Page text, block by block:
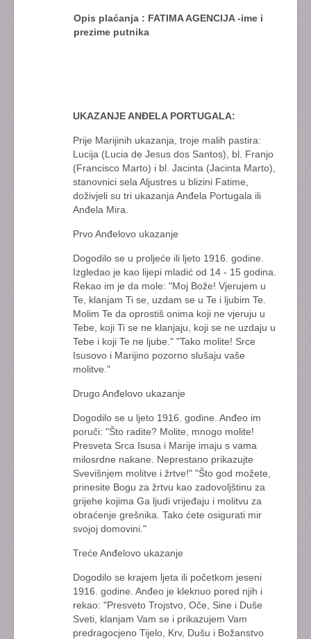
Opis plaćanja : FATIMA AGENCIJA -ime i
prezime putnika
UKAZANJE ANĐELA PORTUGALA:
Prije Marijinih ukazanja, troje malih pastira:
Lucija (Lucia de Jesus dos Santos), bl. Franjo
(Francisco Marto) i bl. Jacinta (Jacinta Marto),
stanovnici sela Aljustres u blizini Fatime,
doživjeli su tri ukazanja Anđela Portugala ili
Anđela Mira.
Prvo Anđelovo ukazanje
Dogodilo se u proljeće ili ljeto 1916. godine.
Izgledao je kao lijepi mladić od 14 - 15 godina.
Rekao im je da mole: "Moj Bože! Vjerujem u
Te, klanjam Ti se, uzdam se u Te i ljubim Te.
Molim Te da oprostiš onima koji ne vjeruju u
Tebe, koji Ti se ne klanjaju, koji se ne uzdaju u
Tebe i koji Te ne ljube." "Tako molite! Srce
Isusovo i Marijino pozorno slušaju vaše
molitve."
Drugo Anđelovo ukazanje
Dogodilo se u ljeto 1916. godine. Anđeo im
poruči: "Što radite? Molite, mnogo molite!
Presveta Srca Isusa i Marije imaju s vama
milosrdne nakane. Neprestano prikazujte
Svevišnjem molitve i žrtve!" "Što god možete,
prinesite Bogu za žrtvu kao zadovoljštinu za
grijehe kojima Ga ljudi vrijeđaju i molitvu za
obraćenje grešnika. Tako ćete osigurati mir
svojoj domovini."
Treće Anđelovo ukazanje
Dogodilo se krajem ljeta ili početkom jeseni
1916. godine. Anđeo je kleknuo pored njih i
rekao: "Presveto Trojstvo, Oče, Sine i Duše
Sveti, klanjam Vam se i prikazujem Vam
predragocjeno Tijelo, Krv, Dušu i Božanstvo